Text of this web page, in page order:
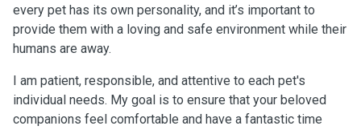
every pet has its own personality, and it’s important to
provide them with a loving and safe environment while their
humans are away.
I am patient, responsible, and attentive to each pet's
individual needs. My goal is to ensure that your beloved
companions feel comfortable and have a fantastic time